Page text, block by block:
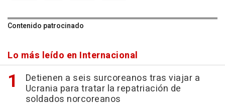
Contenido patrocinado
Lo más leído en Internacional
Detienen a seis surcoreanos tras viajar a
Ucrania para tratar la repatriación de
soldados norcoreanos